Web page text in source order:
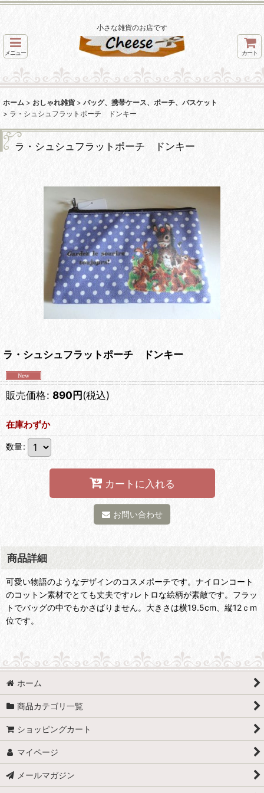
小さな雑貨のお店です
メニュー カート
ホーム > おしゃれ雑貨 > バッグ、携帯ケース、ポーチ、バスケット
> ラ・シュシュフラットポーチ ドンキー
ラ・シュシュフラットポーチ ドンキー
ラ・シュシュフラットポーチ ドンキー
販売価格: 890円(税込)
在庫わずか
数量:
カートに入れる
お問い合わせ
商品詳細
可愛い物語のようなデザインのコスメポーチです。ナイロンコート
のコットン素材でとても丈夫です♪レトロな絵柄が素敵です。フラッ
トでバッグの中でもかさばりません。大きさは横19.5cm、縦12ｃm
位です。
ホーム
商品カテゴリ一覧
ショッピングカート
マイページ
メールマガジン